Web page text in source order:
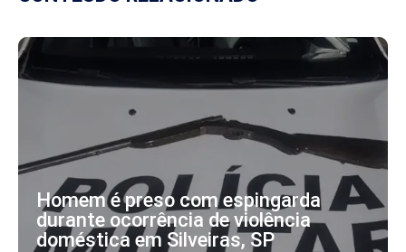
Homem é preso com espingarda
durante ocorrência de violência
doméstica em Silveiras, SP